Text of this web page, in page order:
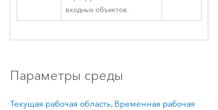
входных объектов.
Параметры среды
Текущая рабочая область, Временная рабочая